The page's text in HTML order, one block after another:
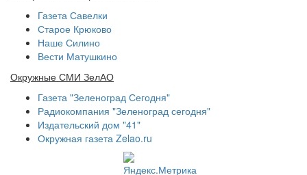
Газета Савелки
Старое Крюково
Наше Силино
Вести Матушкино
Окружные СМИ ЗелАО
Газета "Зеленоград Сегодня"
Радиокомпания "Зеленоград сегодня"
Издательский дом "41"
Окружная газета Zelao.ru